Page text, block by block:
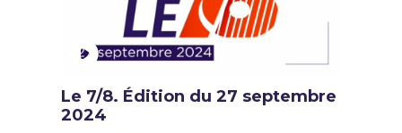
Le 7/8. Édition du 27 septembre
2024